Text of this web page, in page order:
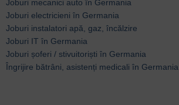
Joburi mecanici auto în Germania
Joburi electricieni în Germania
Joburi instalatori apă, gaz, încălzire
Joburi IT în Germania
Joburi șoferi / stivuitoriști în Germania
Îngrijire bătrâni, asistenți medicali în Germania